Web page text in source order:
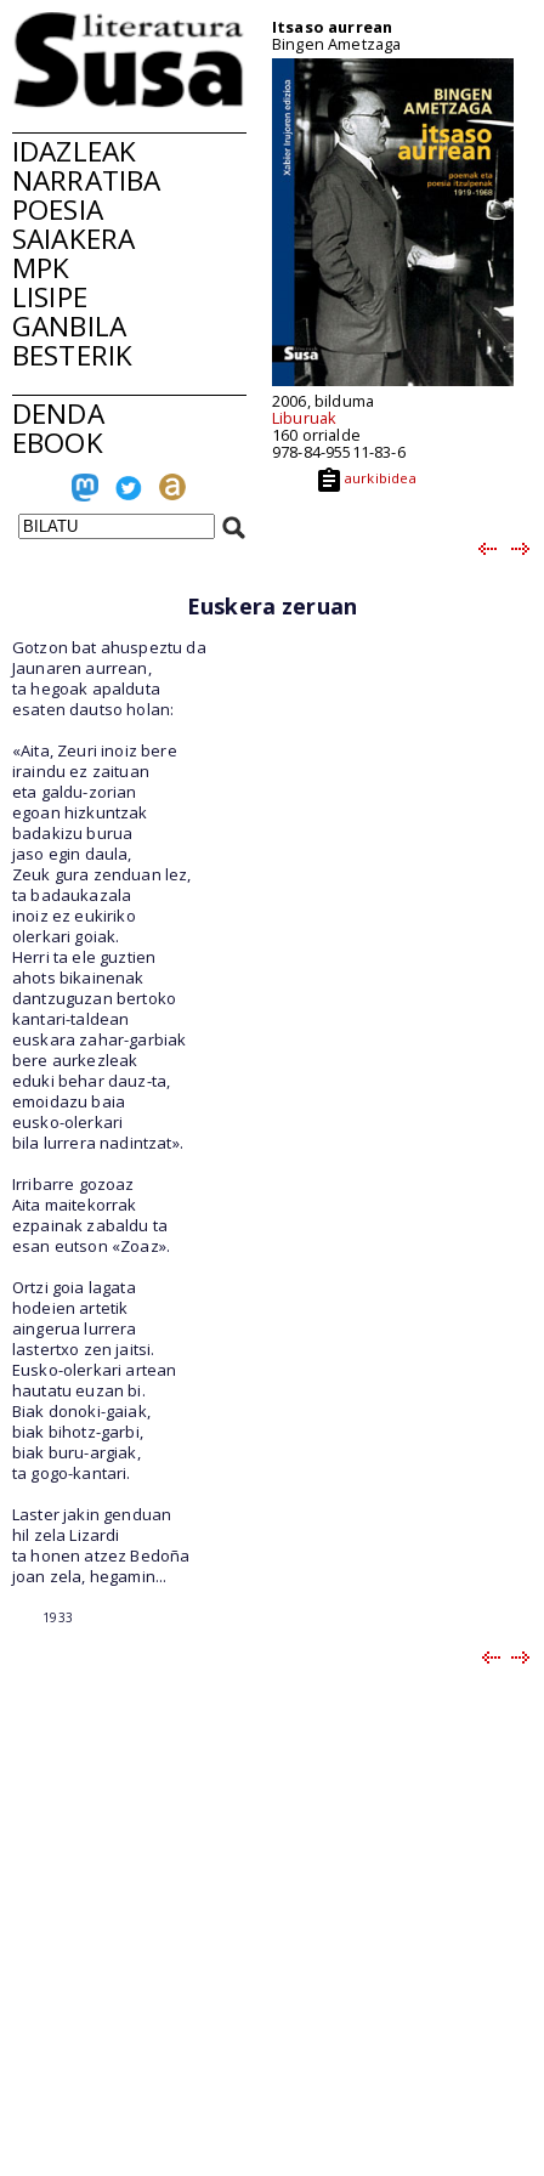
IDAZLEAK
NARRATIBA
POESIA
SAIAKERA
MPK
LISIPE
GANBILA
BESTERIK
DENDA
EBOOK
Itsaso aurrean
Bingen Ametzaga
2006, bilduma
Liburuak
160 orrialde
978-84-95511-83-6
aurkibidea
Euskera zeruan
Gotzon bat ahuspeztu da
Jaunaren aurrean,
ta hegoak apalduta
esaten dautso holan:
«Aita, Zeuri inoiz bere
iraindu ez zaituan
eta galdu-zorian
egoan hizkuntzak
badakizu burua
jaso egin daula,
Zeuk gura zenduan lez,
ta badaukazala
inoiz ez eukiriko
olerkari goiak.
Herri ta ele guztien
ahots bikainenak
dantzuguzan bertoko
kantari-taldean
euskara zahar-garbiak
bere aurkezleak
eduki behar dauz-ta,
emoidazu baia
eusko-olerkari
bila lurrera nadintzat».
Irribarre gozoaz
Aita maitekorrak
ezpainak zabaldu ta
esan eutson «Zoaz».
Ortzi goia lagata
hodeien artetik
aingerua lurrera
lastertxo zen jaitsi.
Eusko-olerkari artean
hautatu euzan bi.
Biak donoki-gaiak,
biak bihotz-garbi,
biak buru-argiak,
ta gogo-kantari.
Laster jakin genduan
hil zela Lizardi
ta honen atzez Bedoña
joan zela, hegamin...
1933